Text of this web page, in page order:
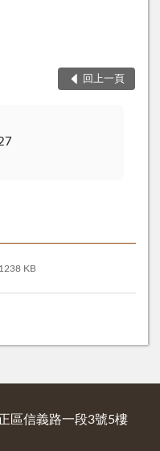
回上一頁
1238 KB
區信義路一段3號5樓